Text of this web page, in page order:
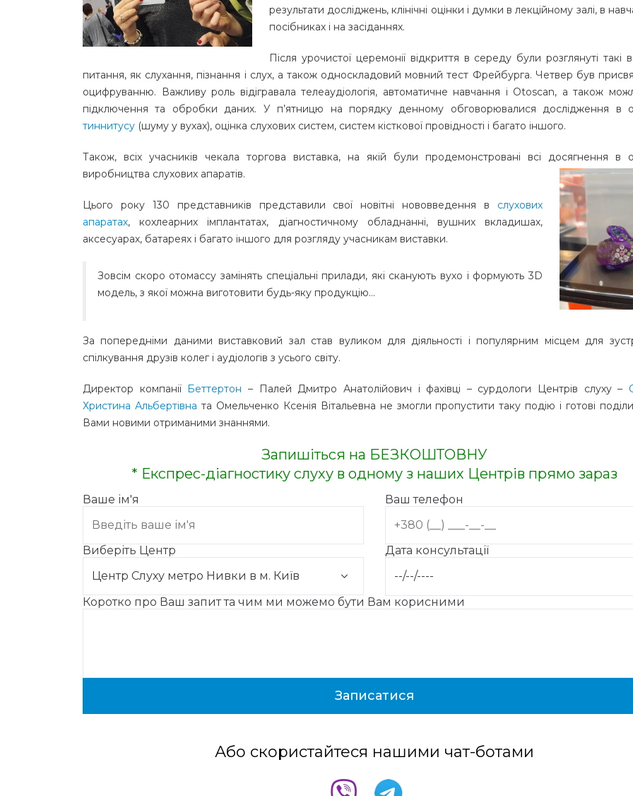
результати досліджень, клінічні оцінки і думки в лекційному залі, в
посібниках і на засіданнях.
Після урочистої церемонії відкриття в середу були розглянуті такі
питання, як слухання, пізнання і слух, а також односкладовий мовний тест Фрейбурга. Четвер був
оцифруванню. Важливу роль відігравала телеаудіологія, автоматичне навчання і Otoscan, а також
підключення та обробки даних. У п’ятницю на порядку денному обговорювалися дослідження в
тиннитусу (шуму у вухах), оцінка слухових систем, систем кісткової провідності і багато іншого.
Також, всіх учасників чекала торгова виставка, на якій були продемонстровані всі досягнення в
виробництва слухових апаратів.
Цього року 130 представників представили свої новітні нововведення в слухових
апаратах, кохлеарних імплантатах, діагностичному обладнанні, вушних вкладишах,
аксесуарах, батареях і багато іншого для розгляду учасникам виставки.
Зовсім скоро отомассу замінять спеціальні прилади, які сканують вухо і формують 3D
модель, з якої можна виготовити будь-яку продукцію…
За попередніми даними виставковий зал став вуликом для діяльності і популярним місцем для
спілкування друзів колег і аудіологів з усього світу.
Директор компанії Беттертон – Палей Дмитро Анатолійович і фахівці – сурдологи Центрів слуху –
Христина Альбертівна та Омельченко Ксенія Вітальевна не змогли пропустити таку подію і готові
Вами новими отриманими знаннями.
Запишіться на БЕЗКОШТОВНУ
* Експрес-діагностику слуху в одному з наших Центрів прямо зараз
Ваше ім'я Ваш телефон
Виберіть Центр Дата консультації
Коротко про Ваш запит та чим ми можемо бути Вам корисними
Або скористайтеся нашими чат-ботами